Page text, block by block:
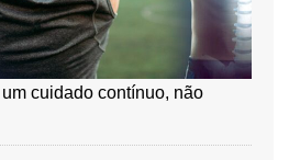
cuidado contínuo, não